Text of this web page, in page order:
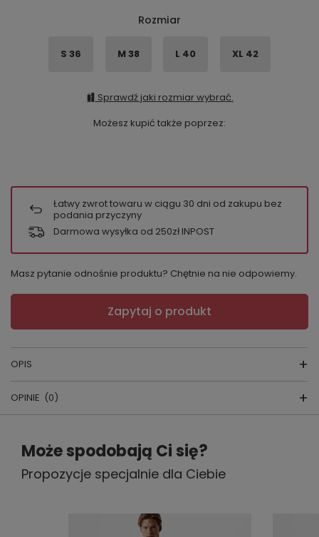
Rozmiar
S 36 M 38 L 40 XL 42
Sprawdź jaki rozmiar wybrać.
Możesz kupić także poprzez:
Łatwy zwrot towaru w ciągu 30 dni od zakupu bez
podania przyczyny
Darmowa wysyłka od 250zł INPOST
Masz pytanie odnośnie produktu? Chętnie na nie odpowiemy.
Zapytaj o produkt
OPIS
Koszula nocna
Producent: Taro
Jeśli szukasz bawełnianej koszuli nocnej do spania,
która zapewni komfort, przewiewność i swobodę
OPINIE (0)
Napisz swoją opinię
Twoja ocena:
Może spodobają Ci się?
Propozycje specjalnie dla Ciebie